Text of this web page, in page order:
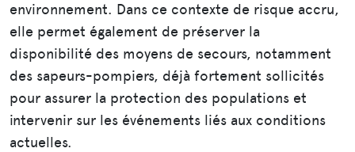
environnement. Dans ce contexte de risque accru,
elle permet également de préserver la
disponibilité des moyens de secours, notamment
des sapeurs-pompiers, déjà fortement sollicités
pour assurer la protection des populations et
intervenir sur les événements liés aux conditions
actuelles.